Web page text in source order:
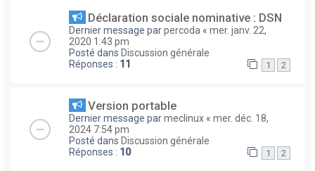
Déclaration sociale nominative : DSN
Dernier message parpercoda « mer. janv. 22,
2020 1:43 pm
Posté dans Discussion générale
Réponses : 11 1 2
Version portable
Dernier message parmeclinux « mer. déc. 18,
2024 7:54 pm
Posté dans Discussion générale
Réponses : 10 1 2